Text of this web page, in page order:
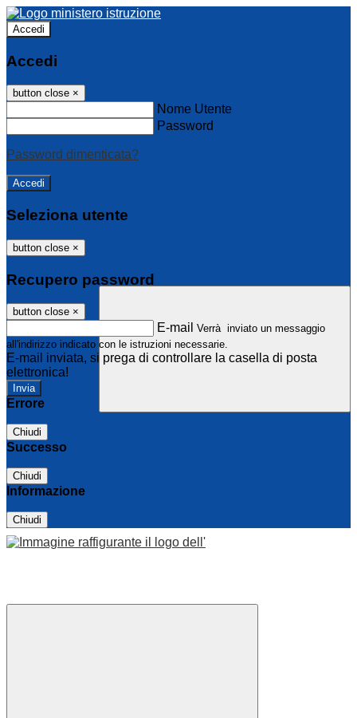
Accedi
Accedi
button close ×
Nome Utente
Password
Password dimenticata?
Seleziona utente
button close ×
Recupero password
button close ×
E-mail Verrà inviato un messaggio
all'indirizzo indicato con le istruzioni necessarie.
E-mail inviata, si prega di controllare la casella di posta
elettronica!
Errore
Chiudi
Successo
Chiudi
Informazione
Chiudi